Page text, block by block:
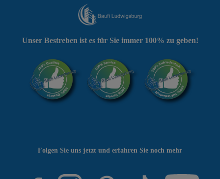
Folgen Sie uns jetzt und erfahren Sie noch mehr
Unser Bestreben ist es für Sie immer 100% zu geben!